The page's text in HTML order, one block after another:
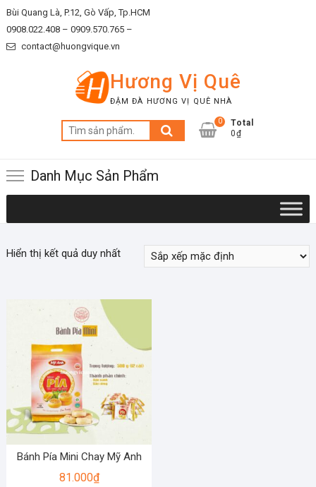
Skip
to
content
Bùi Quang Là, P.12, Gò Vấp, Tp.HCM
0908.022.408 – 0909.570.765 –
contact@huongvique.vn
Hương Vị Quê
ĐẬM ĐÀ HƯƠNG VỊ QUÊ NHÀ
Tìm
kiếm:
0
Total
0₫
Danh Mục Sản Phẩm
Hiển thị kết quả duy nhất
Bánh Pía Mini Chay Mỹ Anh
81.000₫